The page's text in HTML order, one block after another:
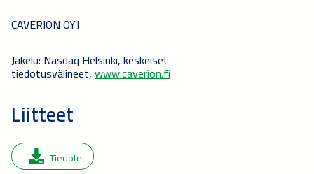
CAVERION OYJ
Jakelu: Nasdaq Helsinki, keskeiset
tiedotusvälineet,www.caverion.fi
Liitteet
Tiedote